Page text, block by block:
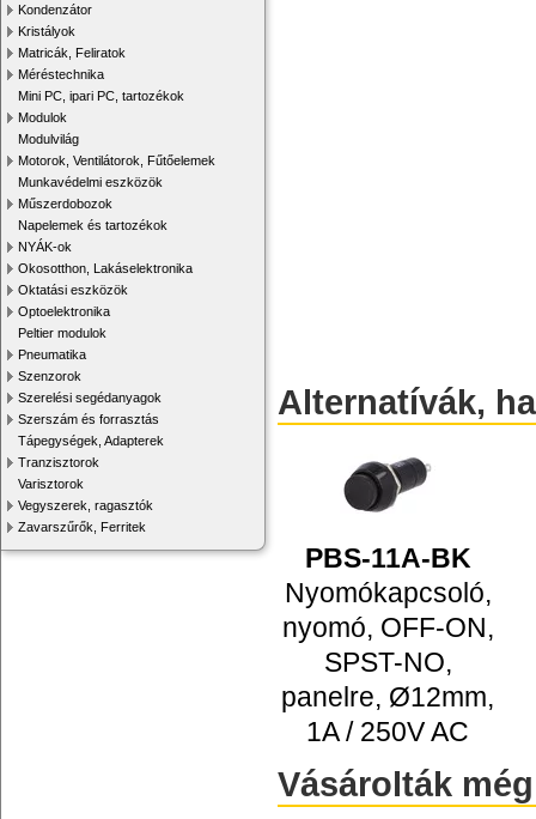
Kondenzátor
Kristályok
Matricák, Feliratok
Méréstechnika
Mini PC, ipari PC, tartozékok
Modulok
Modulvilág
Motorok, Ventilátorok, Fűtőelemek
Munkavédelmi eszközök
Műszerdobozok
Napelemek és tartozékok
NYÁK-ok
Okosotthon, Lakáselektronika
Oktatási eszközök
Optoelektronika
Peltier modulok
Pneumatika
Szenzorok
Szerelési segédanyagok
Szerszám és forrasztás
Tápegységek, Adapterek
Tranzisztorok
Varisztorok
Vegyszerek, ragasztók
Zavarszűrők, Ferritek
Alternatívák,
PBS-11A-BK
Nyomókapcsoló,
nyomó, OFF-ON,
SPST-NO,
panelre, Ø12mm,
1A / 250V AC
Vásárolták még